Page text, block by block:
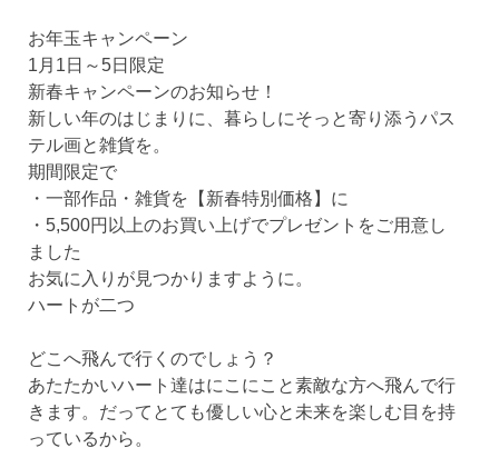
お年玉キャンペーン
1月1日～5日限定
新春キャンペーンのお知らせ！
新しい年のはじまりに、暮らしにそっと寄り添うパス
テル画と雑貨を。
期間限定で
・一部作品・雑貨を【新春特別価格】に
・5,500円以上のお買い上げでプレゼントをご用意し
ました
お気に入りが見つかりますように。
ハートが二つ
どこへ飛んで行くのでしょう？
あたたかいハート達はにこにこと素敵な方へ飛んで行
きます。だってとても優しい心と未来を楽しむ目を持
っているから。